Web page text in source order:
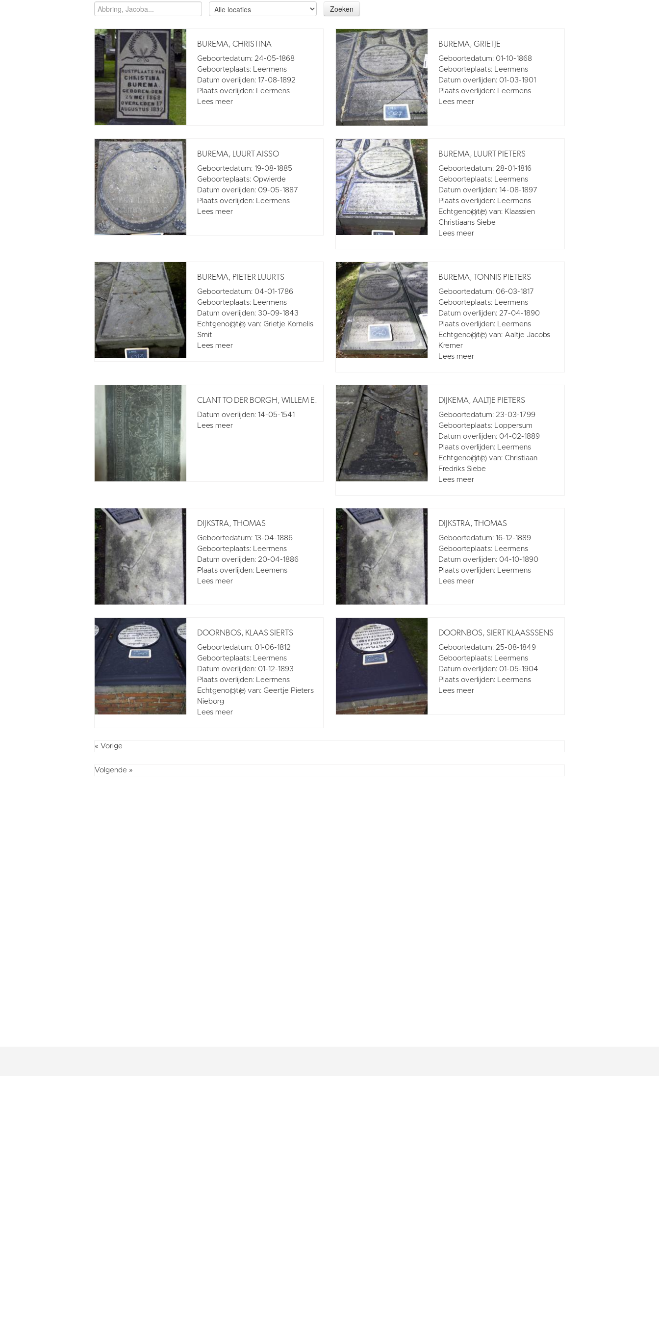
Zoeken
BUREMA, CHRISTINA
Geboortedatum: 24-05-1868
Geboorteplaats: Leermens
Datum overlijden: 17-08-1892
Plaats overlijden: Leermens
Lees meer
BUREMA, GRIETJE
Geboortedatum: 01-10-1868
Geboorteplaats: Leermens
Datum overlijden: 01-03-1901
Plaats overlijden: Leermens
Lees meer
BUREMA, LUURT AISSO
Geboortedatum: 19-08-1885
Geboorteplaats: Opwierde
Datum overlijden: 09-05-1887
Plaats overlijden: Leermens
Lees meer
BUREMA, LUURT PIETERS
Geboortedatum: 28-01-1816
Geboorteplaats: Leermens
Datum overlijden: 14-08-1897
Plaats overlijden: Leermens
Echtgeno(o)t(e) van: Klaassien
Christiaans Siebe
Lees meer
BUREMA, PIETER LUURTS
Geboortedatum: 04-01-1786
Geboorteplaats: Leermens
Datum overlijden: 30-09-1843
Echtgeno(o)t(e) van: Grietje Kornelis
Smit
Lees meer
BUREMA, TONNIS PIETERS
Geboortedatum: 06-03-1817
Geboorteplaats: Leermens
Datum overlijden: 27-04-1890
Plaats overlijden: Leermens
Echtgeno(o)t(e) van: Aaltje Jacobs
Kremer
Lees meer
CLANT TO DER BORGH, WILLEM E.
Datum overlijden: 14-05-1541
Lees meer
DIJKEMA, AALTJE PIETERS
Geboortedatum: 23-03-1799
Geboorteplaats: Loppersum
Datum overlijden: 04-02-1889
Plaats overlijden: Leermens
Echtgeno(o)t(e) van: Christiaan
Fredriks Siebe
Lees meer
DIJKSTRA, THOMAS
Geboortedatum: 13-04-1886
Geboorteplaats: Leermens
Datum overlijden: 20-04-1886
Plaats overlijden: Leemens
Lees meer
DIJKSTRA, THOMAS
Geboortedatum: 16-12-1889
Geboorteplaats: Leermens
Datum overlijden: 04-10-1890
Plaats overlijden: Leermens
Lees meer
DOORNBOS, KLAAS SIERTS
Geboortedatum: 01-06-1812
Geboorteplaats: Leermens
Datum overlijden: 01-12-1893
Plaats overlijden: Leermens
Echtgeno(o)t(e) van: Geertje Pieters
Nieborg
Lees meer
DOORNBOS, SIERT KLAASSSENS
Geboortedatum: 25-08-1849
Geboorteplaats: Leermens
Datum overlijden: 01-05-1904
Plaats overlijden: Leermens
Lees meer
« Vorige
Volgende »